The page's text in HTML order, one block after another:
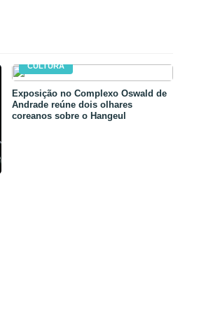
CULTURA
Exposição no Complexo Oswald de
Andrade reúne dois olhares
coreanos sobre o Hangeul